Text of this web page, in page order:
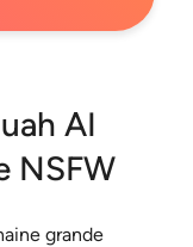
AI
NSFW
grande